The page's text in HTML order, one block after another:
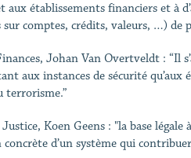
établissements financiers et à
comptes, crédits, valeurs, …) de
Johan Van Overtveldt : “Il
aux instances de sécurité qu’aux
terrorisme.”
Koen Geens : "la base
d’un système qui